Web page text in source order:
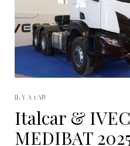
IL Y A 1 AN
Italcar &
MEDIBAT